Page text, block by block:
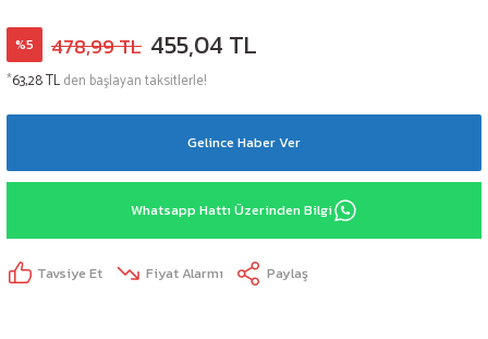
%5 478,99 TL 455,04 TL
*63,28 TLden başlayan taksitlerle!
Gelince Haber Ver
Whatsapp Hattı Üzerinden Bilgi
Tavsiye Et Fiyat Alarmı Paylaş